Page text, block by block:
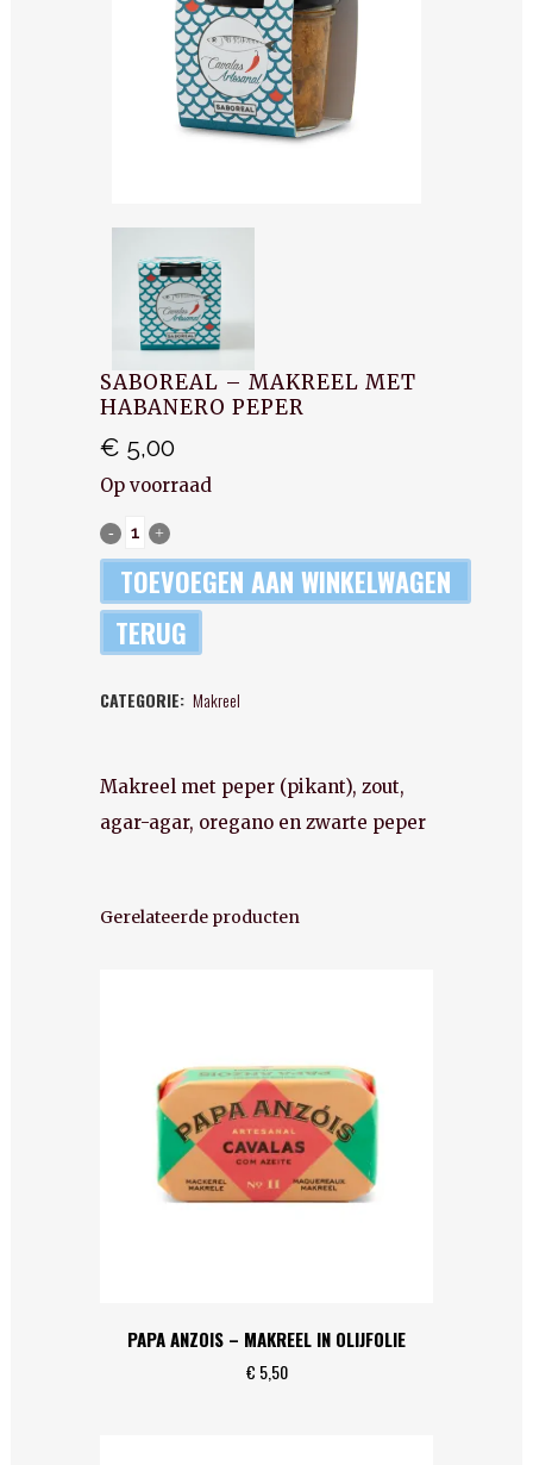
SABOREAL – MAKREEL MET
HABANERO PEPER
€ 5,00
Op voorraad
Saboreal
Makreel
met
habanero
quantity
TOEVOEGEN AAN WINKELWAGEN
TERUG
CATEGORIE: Makreel
Makreel met peper (pikant), zout,
agar-agar, oregano en zwarte peper
Gerelateerde producten
PAPA ANZOIS – MAKREEL IN OLIJFOLIE
€ 5,50